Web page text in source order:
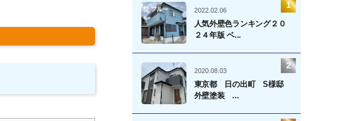
2022.02.06
人気外壁色ランキング２０
２４年版 ベ...
2020.08.03
東京都 日の出町 S様邸
外壁塗装 ...